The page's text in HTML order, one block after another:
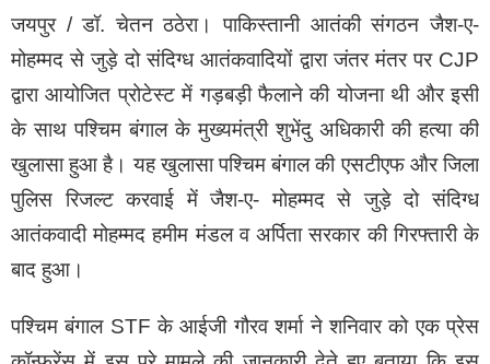
जयपुर / डॉ. चेतन ठठेरा। पाकिस्तानी आतंकी संगठन जैश-ए-
मोहम्मद से जुड़े दो संदिग्ध आतंकवादियों द्वारा जंतर मंतर पर CJP
द्वारा आयोजित प्रोटेस्ट में गड़बड़ी फैलाने की योजना थी और इसी
के साथ पश्चिम बंगाल के मुख्यमंत्री शुभेंदु अधिकारी की हत्या की
खुलासा हुआ है। यह खुलासा पश्चिम बंगाल की एसटीएफ और जिला
पुलिस रिजल्ट करवाई में जैश-ए- मोहम्मद से जुड़े दो संदिग्ध
आतंकवादी मोहम्मद हमीम मंडल व अर्पिता सरकार की गिरफ्तारी के
बाद हुआ।
पश्चिम बंगाल STF के आईजी गौरव शर्मा ने शनिवार को एक प्रेस